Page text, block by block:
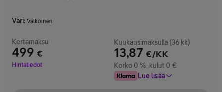
Väri: Valkoinen
Kertamaksu
499 €
Hinta 499 €
Hintatiedot
Kuukausimaksulla (36 kk)
13,87 €/KK
Korko 0 %, kulut 0 €
Lue lisää